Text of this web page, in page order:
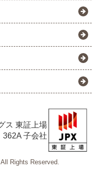
ス 東証上場
362A 子会社
Rights Reserved.